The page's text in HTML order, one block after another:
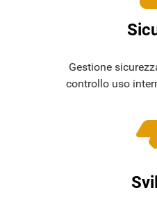
Gestione
controllo uso